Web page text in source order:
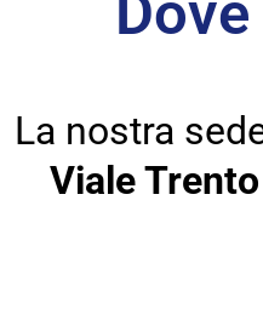
La nostra
Viale